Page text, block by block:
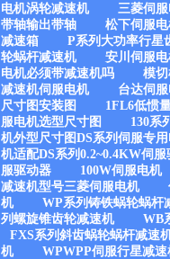
电机涡轮减速机
三菱伺
带轴输出带轴
松下伺服
减速箱
P系列大功率行星
轮蜗杆减速机
安川伺服
电机必须带减速机吗
模
减速机伺服电机
台达伺
尺寸图安装图
1FL6低惯
服电机选型尺寸图
130系
机外型尺寸图DS系列伺服专
机适配DS系列0.2~0.4KW伺服
服驱动器
100W伺服电机
减速机型号三菱伺服电机
机
WP系列铸铁蜗轮蜗杆
列螺旋锥齿轮减速机
WB
FXS系列斜齿蜗轮蜗杆减速
机
WPWPP伺服行星减速